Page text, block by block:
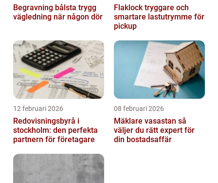
Begravning bålsta trygg
vägledning när någon dör
Flaklock tryggare och
smartare lastutrymme för
pickup
12 februari 2026
Redovisningsbyrå i
stockholm: den perfekta
partnern för företagare
08 februari 2026
Mäklare vasastan så
väljer du rätt expert för
din bostadsaffär